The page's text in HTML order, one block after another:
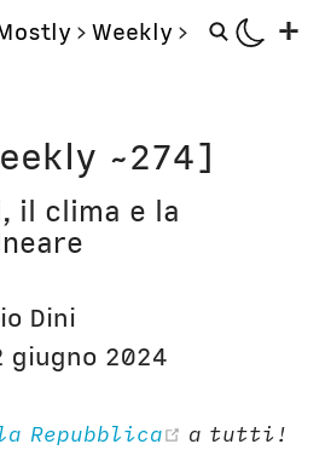
> Weekly >
+
Storie
Aerei
Orologi
Digito Ergo Sum
~274]
il clima e la
Dini
giugno 2024
Repubblica (opens
a tutti!